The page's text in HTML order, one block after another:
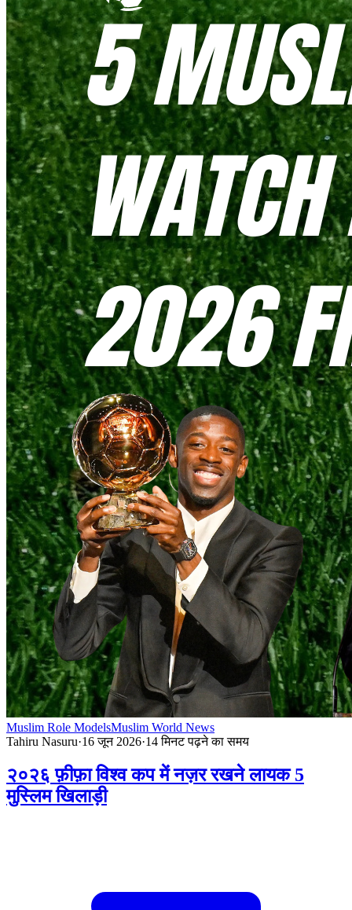
Muslim Role ModelsMuslim World News
Tahiru Nasuru·16 जून 2026·14 मिनट पढ़ने का समय
२०२६ फ़ीफ़ा विश्व कप में नज़र रखने लायक 5
मुस्लिम खिलाड़ी